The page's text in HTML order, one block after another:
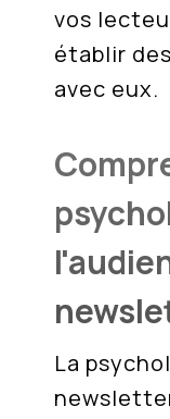
vos
établir
avec eux.
La